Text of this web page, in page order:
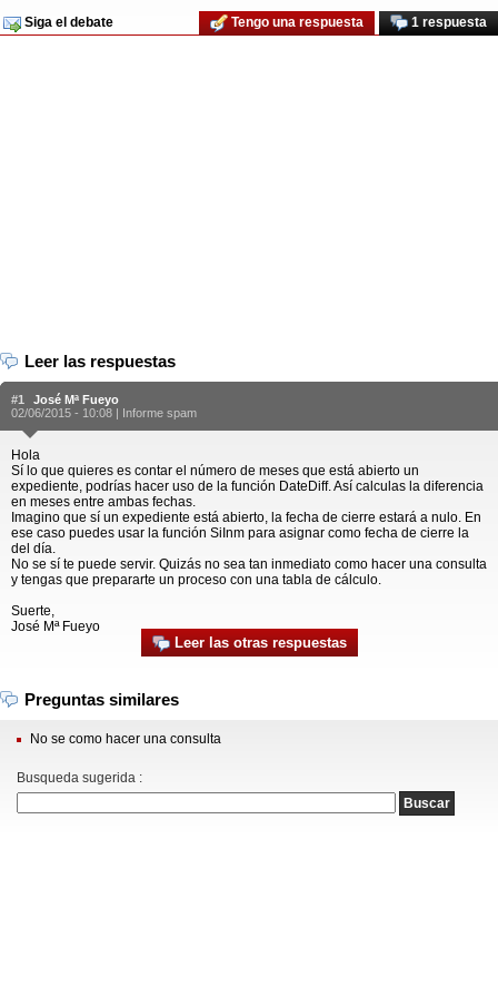
Siga el debate 1 respuesta
Tengo una respuesta
Leer las respuestas
#1
José Mª Fueyo
02/06/2015 - 10:08 | Informe spam
Hola
Sí lo que quieres es contar el número de meses que está abierto un
expediente, podrías hacer uso de la función DateDiff. Así calculas la diferencia
en meses entre ambas fechas.
Imagino que sí un expediente está abierto, la fecha de cierre estará a nulo. En
ese caso puedes usar la función SiInm para asignar como fecha de cierre la
del día.
No se sí te puede servir. Quizás no sea tan inmediato como hacer una consulta
y tengas que prepararte un proceso con una tabla de cálculo.
Suerte,
José Mª Fueyo
Leer las otras respuestas
Preguntas similares
No se como hacer una consulta
Busqueda sugerida :